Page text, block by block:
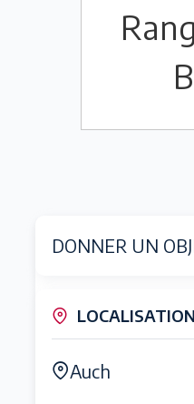
DONNER UN
LOCALISATION
Auch